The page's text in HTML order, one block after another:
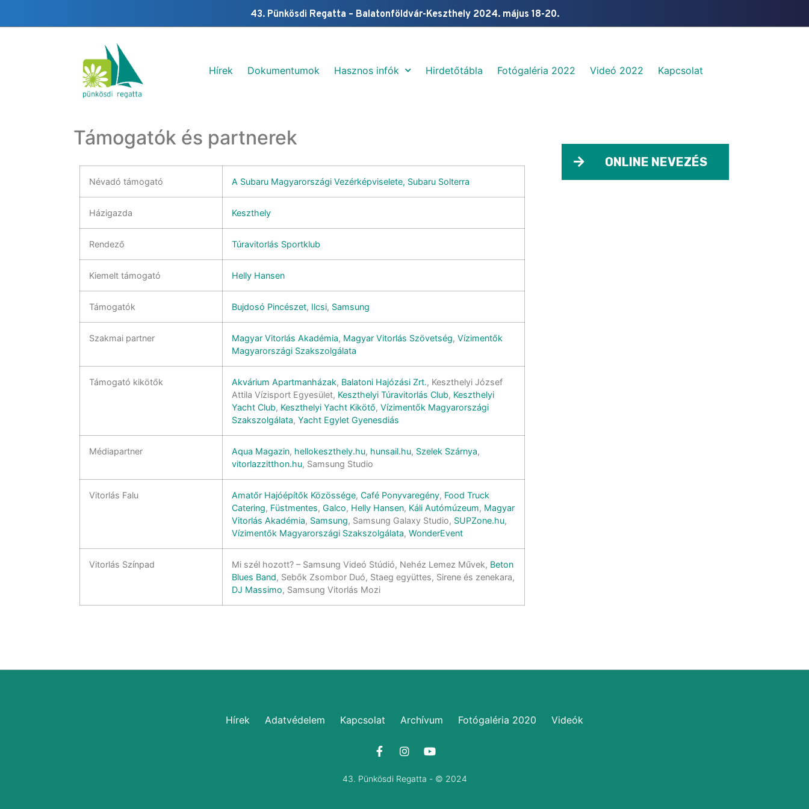
43. Pünkösdi Regatta – Balatonföldvár-Keszthely 2024. május 18-20.
Hírek Dokumentumok Hasznos infók Hirdetőtábla Fotógaléria 2022​ Videó 2022 Kapcsolat
Támogatók és partnerek
Névadó támogató A Subaru Magyarországi Vezérképviselete, Subaru Solterra
Házigazda Keszthely
Rendező Túravitorlás Sportklub
Kiemelt támogató Helly Hansen
Támogatók Bujdosó Pincészet, Ilcsi, Samsung
Szakmai partner Magyar Vitorlás Akadémia, Magyar Vitorlás Szövetség, Vízimentők
Magyarországi Szakszolgálata
Támogató kikötők Akvárium Apartmanházak, Balatoni Hajózási Zrt., Keszthelyi József
Attila Vízisport Egyesület, Keszthelyi Túravitorlás Club, Keszthelyi
Yacht Club, Keszthelyi Yacht Kikötő, Vízimentők Magyarországi
Szakszolgálata, Yacht Egylet Gyenesdiás
Médiapartner Aqua Magazin, hellokeszthely.hu, hunsail.hu, Szelek Szárnya,
vitorlazzitthon.hu, Samsung Studio
Vitorlás Falu Amatőr Hajóépítők Közössége, Café Ponyvaregény, Food Truck
Catering, Füstmentes, Galco, Helly Hansen, Káli Autómúzeum, Magyar
Vitorlás Akadémia, Samsung, Samsung Galaxy Studio, SUPZone.hu,
Vízimentők Magyarországi Szakszolgálata, WonderEvent
Vitorlás Színpad Mi szél hozott? – Samsung Videó Stúdió, Nehéz Lemez Művek, Beton
Blues Band, Sebők Zsombor Duó, Staeg együttes, Sirene és zenekara,
DJ Massimo, Samsung Vitorlás Mozi
ONLINE NEVEZÉS
Hírek Adatvédelem Kapcsolat Archívum Fotógaléria 2020 Videók
43. Pünkösdi Regatta - © 2024